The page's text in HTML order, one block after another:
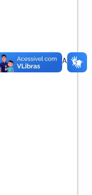
RECEITA